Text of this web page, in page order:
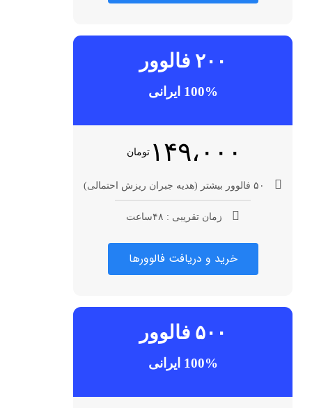
۲۰۰ فالوور
100% ایرانی
تومان۱۴۹،۰۰۰
۵۰ فالوور بیشتر (هدیه جبران ریزش احتمالی)
زمان تقریبی : ۴۸ساعت
خرید و دریافت فالوورها
۵۰۰ فالوور
100% ایرانی